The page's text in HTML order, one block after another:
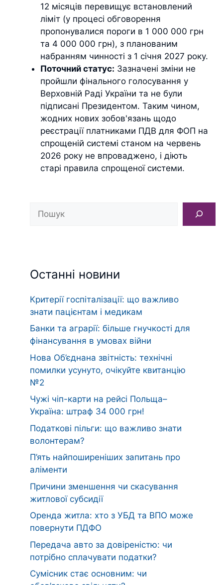
12 місяців перевищує встановлений
ліміт (у процесі обговорення
пропонувалися пороги в 1 000 000 грн
та 4 000 000 грн), з планованим
набранням чинності з 1 січня 2027 року.
Поточний статус: Зазначені зміни не
пройшли фінального голосування у
Верховній Раді України та не були
підписані Президентом. Таким чином,
жодних нових зобов'язань щодо
реєстрації платниками ПДВ для ФОП на
спрощеній системі станом на червень
2026 року не впроваджено, і діють
старі правила спрощеної системи.
Останні новини
Критерії госпіталізації: що важливо
знати пацієнтам і медикам
Банки та аграрії: більше гнучкості для
фінансування в умовах війни
Нова Об’єднана звітність: технічні
помилки усунуто, очікуйте квитанцію
№2
Чужі чіп-карти на рейсі Польща–
Україна: штраф 34 000 грн!
Податкові пільги: що важливо знати
волонтерам?
П’ять найпоширеніших запитань про
аліменти
Причини зменшення чи скасування
житлової субсидії
Оренда житла: хто з УБД та ВПО може
повернути ПДФО
Передача авто за довіреністю: чи
потрібно сплачувати податки?
Сумісник стає основним: чи